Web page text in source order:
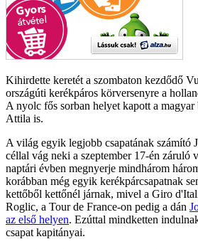
Kihirdette keretét a szombaton kezdődő
országúti kerékpáros körversenyre a
A nyolc fős sorban helyet kapott a
Attila is.
A világ egyik legjobb csapatának számító
céllal vág neki a szeptember 17-én záruló
naptári évben megnyerje mindhárom
korábban még egyik kerékpárcsapatnak
kettőből kettőnél járnak, mivel a Giro
Roglic, a Tour de France-on pedig a dán
az első helyen. Ezúttal mindketten
csapat kapitányai.